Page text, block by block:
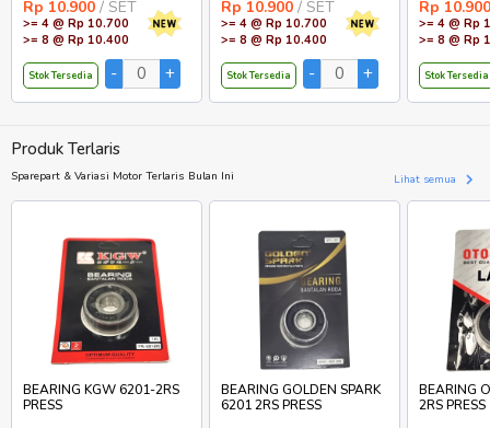
Rp 10.900 / SET
>= 4 @ Rp 10.700
>= 8 @ Rp 10.400
Stok Tersedia
Rp 10.900 / SET
>= 4 @ Rp 10.700
>= 8 @ Rp 10.400
Stok Tersedia
Rp 10.900
>= 4 @ Rp
>= 8 @ Rp
Stok Tersedia
Produk Terlaris
Sparepart & Variasi Motor Terlaris Bulan Ini Lihat semua
BEARING KGW 6201-2RS
PRESS
BEARING GOLDEN SPARK
6201 2RS PRESS
BEARING
2RS PRESS